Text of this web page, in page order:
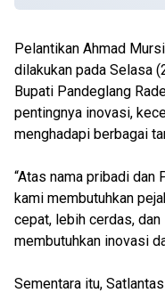
Pelantikan Ahmad
dilakukan pada Selasa
Bupati Pandeglang
pentingnya inovasi,
menghadapi berbagai
“Atas nama pribadi dan
kami membutuhkan
cepat, lebih cerdas,
membutuhkan inovasi
Sementara itu,